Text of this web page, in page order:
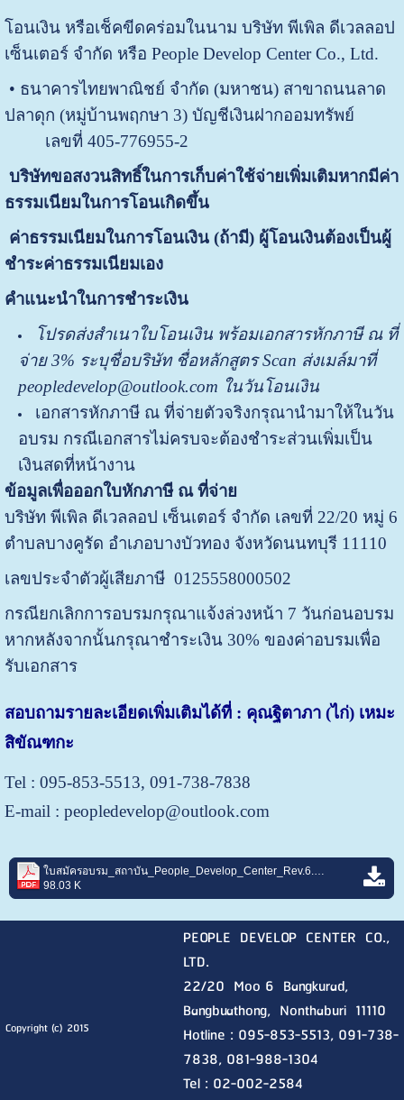
โอนเงิน หรือเช็คขีดคร่อมในนาม บริษัท พีเพิล ดีเวลลอป
เซ็นเตอร์ จำกัด หรือ People Develop Center Co., Ltd.
• ธนาคารไทยพาณิชย์ จำกัด (มหาชน) สาขาถนนลาด
ปลาดุก (หมู่บ้านพฤกษา 3) บัญชีเงินฝากออมทรัพย์
เลขที่ 405-776955-2
บริษัทขอสงวนสิทธิ์ในการเก็บค่าใช้จ่ายเพิ่มเติมหากมีค่า
ธรรมเนียมในการโอนเกิดขึ้น
ค่าธรรมเนียมในการโอนเงิน (ถ้ามี) ผู้โอนเงินต้องเป็นผู้
ชำระค่าธรรมเนียมเอง
คำแนะนำในการชำระเงิน
โปรดส่งสำเนาใบโอนเงิน พร้อมเอกสารหักภาษี ณ ที่
จ่าย3% ระบุชื่อบริษัท ชื่อหลักสูตรScan ส่งเมล์มาที่
peopledevelop@outlook.com ในวันโอนเงิน
เอกสารหักภาษี ณ ที่จ่ายตัวจริงกรุณานำมาให้ในวัน
อบรม กรณีเอกสารไม่ครบจะต้องชำระส่วนเพิ่มเป็น
เงินสดที่หน้างาน
ข้อมูลเพื่อออกใบหักภาษี ณ ที่จ่าย
บริษัท พีเพิล ดีเวลลอป เซ็นเตอร์ จำกัด เลขที่ 22/20 หมู่ 6
ตำบลบางคูรัด อำเภอบางบัวทอง จังหวัดนนทบุรี 11110
เลขประจำตัวผู้เสียภาษี 0125558000502
กรณียกเลิกการอบรมกรุณาแจ้งล่วงหน้า 7 วันก่อนอบรม
หากหลังจากนั้นกรุณาชำระเงิน 30% ของค่าอบรมเพื่อ
รับเอกสาร
สอบถามรายละเอียดเพิ่มเติมได้ที่ : คุณฐิตาภา (ไก่) เหมะ
สิขัณฑกะ
Tel : 095-853-5513, 091-738-7838
E-mail : peopledevelop@outlook.com
ใบสมัครอบรม_สถาบัน_People_Develop_Center_Rev.6.pdf
98.03 K
Copyright (c) 2015
PEOPLE DEVELOP CENTER CO.,
LTD.
22/20 Moo 6 Bangkurad,
Bangbuathong, Nonthaburi 11110
Hotline : 095-853-5513, 091-738-
7838, 081-988-1304
Tel : 02-002-2584